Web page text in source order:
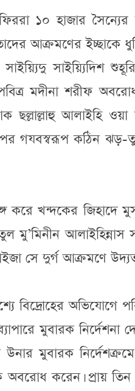
১০ হাজার
আক্রমণের ইচ্ছাকে
সাইয়্যিদু সাইয়্যিদিশ
মদীনা শরীফ
ছল্লাল্লাহু আলাইহি
গযবস্বরূপ কঠিন ঝড়-
করে খন্দকের জিহাদে
মু’মিনীন
সে দুর্গ আক্রমণে
বিদ্রোহের অভিযোগে
মুবারক নির্দেশনা
উনার মুবারক
করেন। প্রায়